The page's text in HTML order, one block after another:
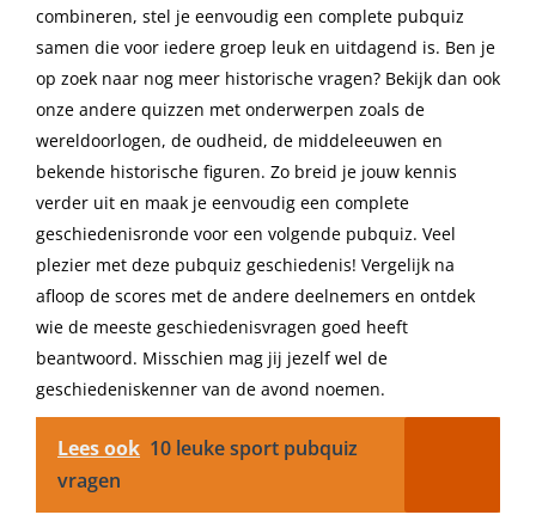
combineren, stel je eenvoudig een complete pubquiz
samen die voor iedere groep leuk en uitdagend is. Ben je
op zoek naar nog meer historische vragen? Bekijk dan ook
onze andere quizzen met onderwerpen zoals de
wereldoorlogen, de oudheid, de middeleeuwen en
bekende historische figuren. Zo breid je jouw kennis
verder uit en maak je eenvoudig een complete
geschiedenisronde voor een volgende pubquiz. Veel
plezier met deze pubquiz geschiedenis! Vergelijk na
afloop de scores met de andere deelnemers en ontdek
wie de meeste geschiedenisvragen goed heeft
beantwoord. Misschien mag jij jezelf wel de
geschiedeniskenner van de avond noemen.
Lees ook 10 leuke sport pubquiz
vragen